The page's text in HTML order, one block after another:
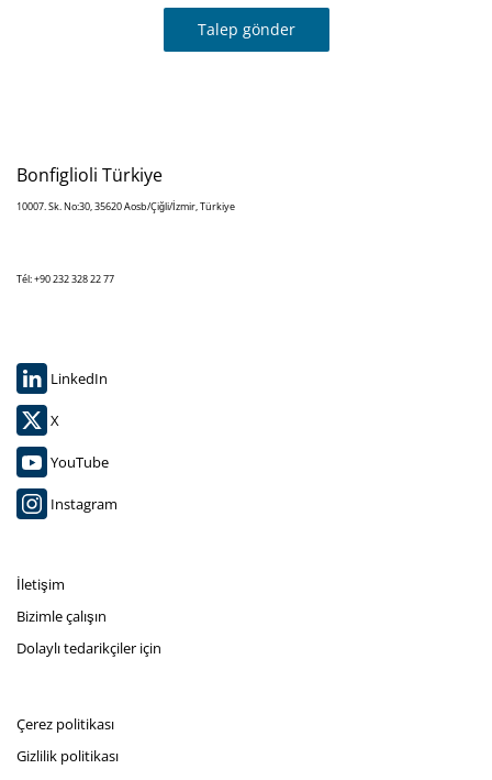
Talep gönder
Bonfiglioli Türkiye
10007. Sk. No:30, 35620 Aosb/Çiğli/İzmir, Türkiye
Tél: +90 232 328 22 77
LinkedIn
X
YouTube
Instagram
İletişim
Bizimle çalışın
Dolaylı tedarikçiler için
Çerez politikası
Gizlilik politikası